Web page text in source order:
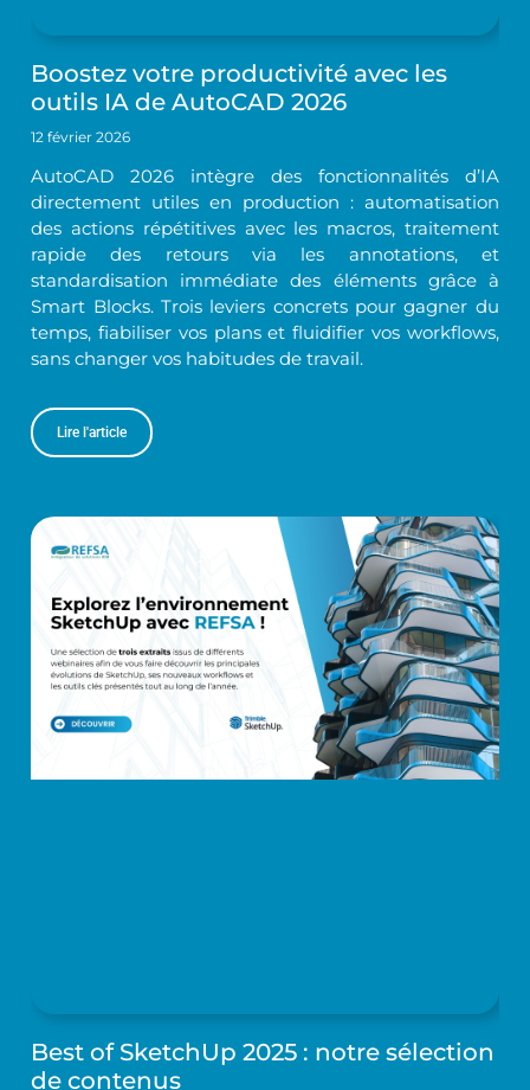
Boostez votre productivité avec les
outils IA de AutoCAD 2026
12 février 2026
AutoCAD 2026 intègre des fonctionnalités d’IA
directement utiles en production : automatisation
des actions répétitives avec les macros, traitement
rapide des retours via les annotations, et
standardisation immédiate des éléments grâce à
Smart Blocks. Trois leviers concrets pour gagner du
temps, fiabiliser vos plans et fluidifier vos workflows,
sans changer vos habitudes de travail.
Lire l'article
Best of SketchUp 2025 : notre sélection
de contenus